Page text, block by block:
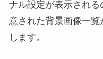
ナル設定が表示され
意された背景画像一
します。